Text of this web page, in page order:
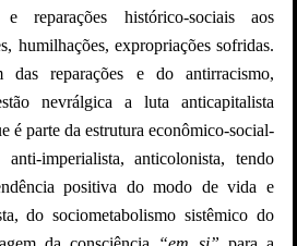
reparações histórico-sociais aos
humilhações, expropriações sofridas.
das reparações e do antirracismo,
nevrálgica a luta anticapitalista
é parte da estrutura econômico-social-
anti-imperialista, anticolonista, tendo
positiva do modo de vida e
do sociometabolismo sistêmico do